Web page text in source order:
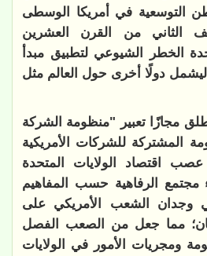
التوسعية في أمريكا الوسطى
الثاني من القرن العشرين
الخطر الشيوعي لتطبيق مبدأ
دولًا أخرى حول العالم مثل
مجازًا تعبير "منظومة الشركة
المشتركة للشركات الأمريكية
اقتصاد الولايات المتحدة
مجتمع الرفاهية حسب المفاهيم
وجدان الشعب الأمريكي على
مما جعل من الصعب الفصل
ومجريات الأمور في الولايات